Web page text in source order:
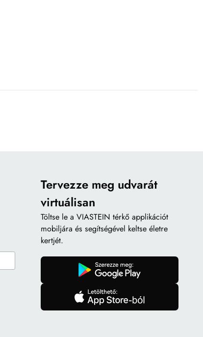
Tervezze meg udvarát
virtuálisan
Töltse le a VIASTEIN térkő applikációt
mobiljára és segítségével keltse életre
kertjét.
gomb
gomb